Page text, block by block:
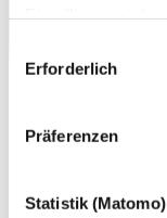
mit Ihrer
Erforderlich
Präferenzen
Statistik (Matomo)